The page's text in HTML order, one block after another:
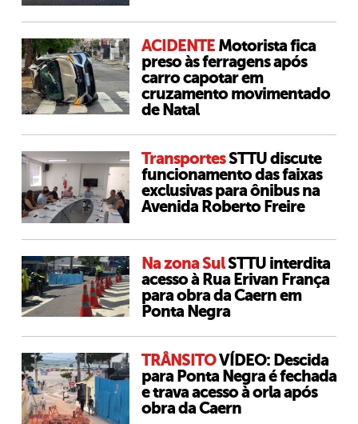
ACIDENTE Motorista fica
preso às ferragens após
carro capotar em
cruzamento movimentado
de Natal
TransportesSTTU discute
funcionamento das faixas
exclusivas para ônibus na
Avenida Roberto Freire
Na zona SulSTTU interdita
acesso à Rua Erivan França
para obra da Caern em
Ponta Negra
TRÂNSITOVÍDEO: Descida
para Ponta Negra é fechada
e trava acesso à orla após
obra da Caern